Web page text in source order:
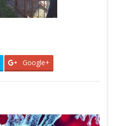
Google+